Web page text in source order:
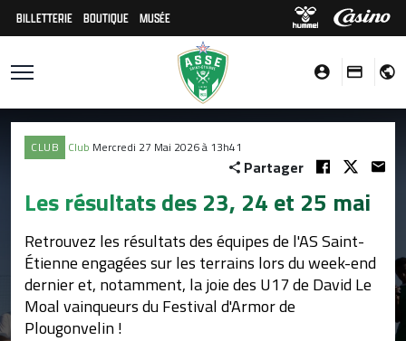
BILLETTERIE BOUTIQUE MUSÉE
CLUB Club Mercredi 27 Mai 2026 à 13h41
Partager
Les résultats des 23, 24 et 25 mai
Retrouvez les résultats des équipes de l'AS Saint-
Étienne engagées sur les terrains lors du week-end
dernier et, notamment, la joie des U17 de David Le
Moal vainqueurs du Festival d'Armor de
Plougonvelin !